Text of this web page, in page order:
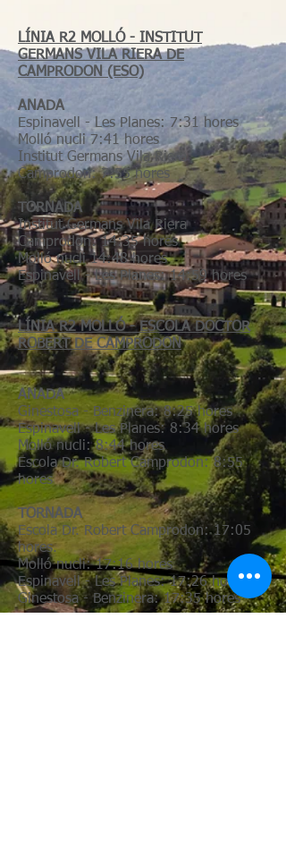
LÍNIA R2 MOLLÓ - INSTITUT
GERMANS VILA RIERA DE
CAMPRODON (ESO)
ANADA
Espinavell - Les Planes: 7:31 hores
Molló nucli 7:41 hores
Institut Germans Vila Riera
Camprodon: 7:55 hores
TORNADA
Institut Germans Vila Riera
Camprodon: 14:35 hores
Molló nucli 14:48 hores
Espinavell - Les Planes: 14:59 hores
LÍNIA R2 MOLLÓ - ESCOLA DOCTOR
ROBERT DE CAMPRODON
ANADA
Ginestosa - Benzinera: 8:25 hores
Espinavell - Les Planes: 8:34 hores
Molló nucli: 8:44 hores
Escola Dr. Robert Camprodon: 8:55
hores
TORNADA
Escola Dr. Robert Camprodon: 17:05
hores.
Molló nucli: 17:16 hores
Espinavell - Les Planes: 17:26 hores
Ginestosa - Benzinera: 17:35 hores